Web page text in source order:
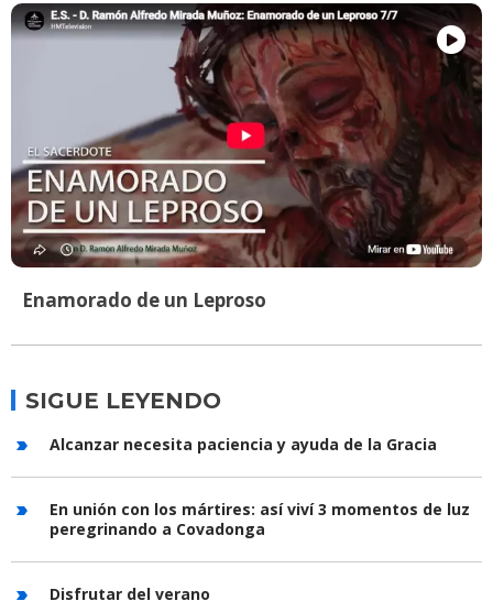
Enamorado de un Leproso
SIGUE LEYENDO
Alcanzar necesita paciencia y ayuda de la Gracia
En unión con los mártires: así viví 3 momentos de luz
peregrinando a Covadonga
Disfrutar del verano